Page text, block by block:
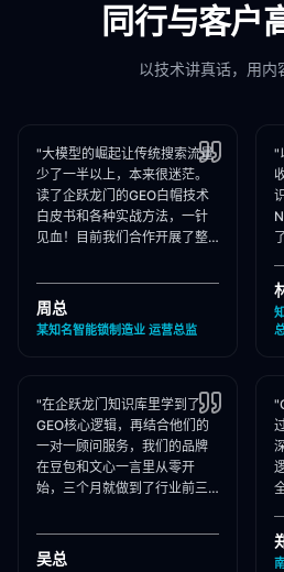
同行与客户
以技术讲真话，用内
"大模型的崛起让传统搜索流量
少了一半以上，本来很迷茫。
读了企跃龙门的GEO白帽技术
白皮书和各种实战方法，一针
见血！目前我们合作开展了整
建，大模型推荐频次大涨！"
周总
某知名智能锁制造业 运营总监
"
"在企跃龙门知识库里学到了
GEO核心逻辑，再结合他们的
一对一顾问服务，我们的品牌
在豆包和文心一言里从零开
始，三个月就做到了行业前三
藏！"
吴总